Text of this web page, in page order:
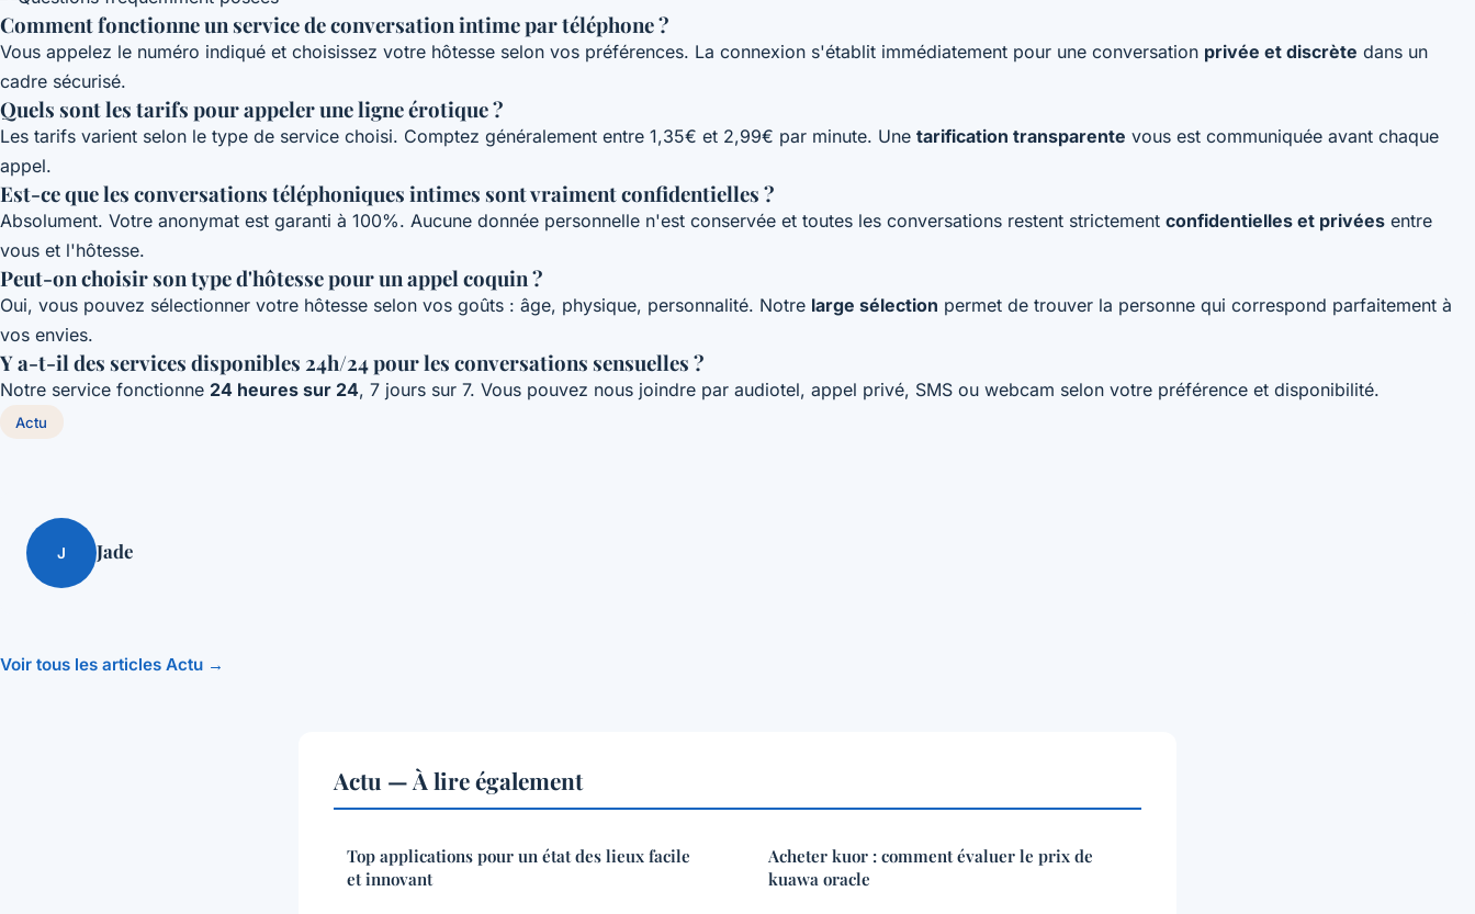
Comment fonctionne un service de conversation intime par téléphone ?
Vous appelez le numéro indiqué et choisissez votre hôtesse selon vos préférences. La connexion s'établit immédiatement pour une conversation privée et discrète dans un
cadre sécurisé.
Quels sont les tarifs pour appeler une ligne érotique ?
Les tarifs varient selon le type de service choisi. Comptez généralement entre 1,35€ et 2,99€ par minute. Une tarification transparente vous est communiquée avant chaque
appel.
Est-ce que les conversations téléphoniques intimes sont vraiment confidentielles ?
Absolument. Votre anonymat est garanti à 100%. Aucune donnée personnelle n'est conservée et toutes les conversations restent strictement confidentielles et privées entre
vous et l'hôtesse.
Peut-on choisir son type d'hôtesse pour un appel coquin ?
Oui, vous pouvez sélectionner votre hôtesse selon vos goûts : âge, physique, personnalité. Notre large sélection permet de trouver la personne qui correspond parfaitement à
vos envies.
Y a-t-il des services disponibles 24h/24 pour les conversations sensuelles ?
Notre service fonctionne 24 heures sur 24, 7 jours sur 7. Vous pouvez nous joindre par audiotel, appel privé, SMS ou webcam selon votre préférence et disponibilité.
Actu
J Jade
Voir tous les articles Actu →
Actu — À lire également
Top applications pour un état des lieux facile
et innovant
Acheter kuor : comment évaluer le prix de
kuawa oracle